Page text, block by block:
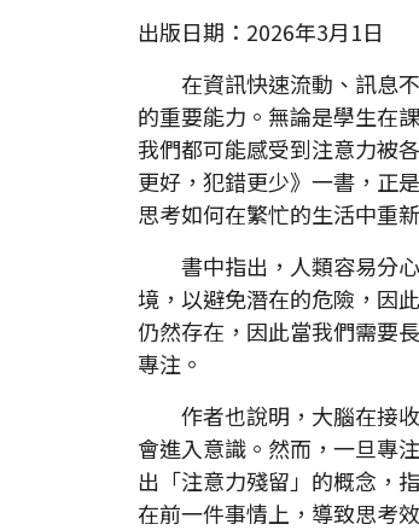
出版日期：2026年3月1日
在資訊快速流動、訊息不
的重要能力。無論是學生在
我們都可能感受到注意力被
更好，犯錯更少》一書，正
思考如何在繁忙的生活中重
書中指出，人類容易分心
境，以避免潛在的危險，因
仍然存在，因此當我們需要
專注。
作者也說明，大腦在接收
會進入意識。然而，一旦專
出「注意力殘留」的概念，
在前一件事情上，導致思考